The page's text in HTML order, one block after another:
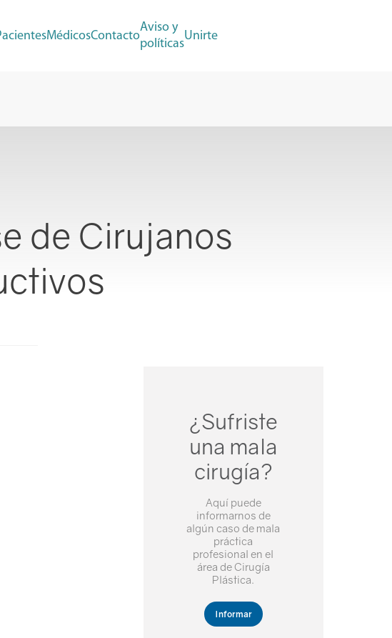
MédicosContacto
Aviso y
políticas
Unirte
de Cirujanos
¿Sufriste
una mala
cirugía?
Aquí puede
informarnos de
algún caso de mala
práctica
profesional en el
área de Cirugía
Plástica.
Informar